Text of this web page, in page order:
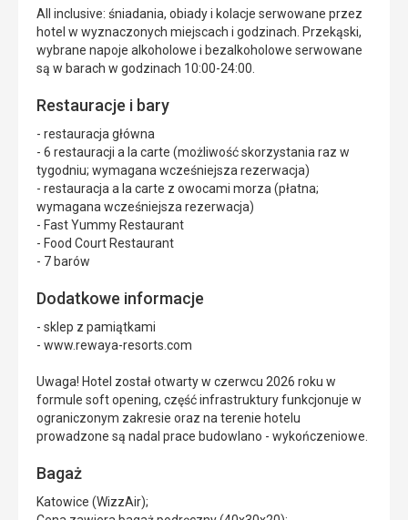
All inclusive: śniadania, obiady i kolacje serwowane przez
hotel w wyznaczonych miejscach i godzinach. Przekąski,
wybrane napoje alkoholowe i bezalkoholowe serwowane
są w barach w godzinach 10:00-24:00.
Restauracje i bary
- restauracja główna
- 6 restauracji a la carte (możliwość skorzystania raz w
tygodniu; wymagana wcześniejsza rezerwacja)
- restauracja a la carte z owocami morza (płatna;
wymagana wcześniejsza rezerwacja)
- Fast Yummy Restaurant
- Food Court Restaurant
- 7 barów
Dodatkowe informacje
- sklep z pamiątkami
- www.rewaya-resorts.com
Uwaga! Hotel został otwarty w czerwcu 2026 roku w
formule soft opening, część infrastruktury funkcjonuje w
ograniczonym zakresie oraz na terenie hotelu
prowadzone są nadal prace budowlano - wykończeniowe.
Bagaż
Katowice (WizzAir);